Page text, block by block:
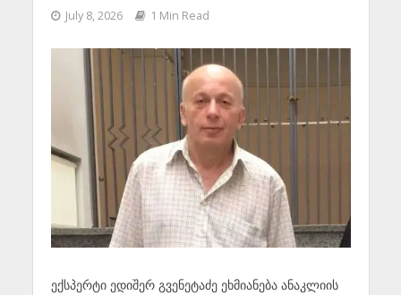
July 8, 2026 1 Min Read
ექსპერტი ედიშერ გვენეტაძე ეხმიანება ანაკლიის